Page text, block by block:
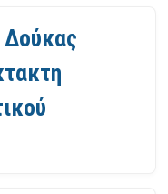
Δούκας